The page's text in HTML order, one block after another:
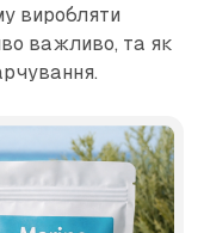
виробляти
важливо, та як